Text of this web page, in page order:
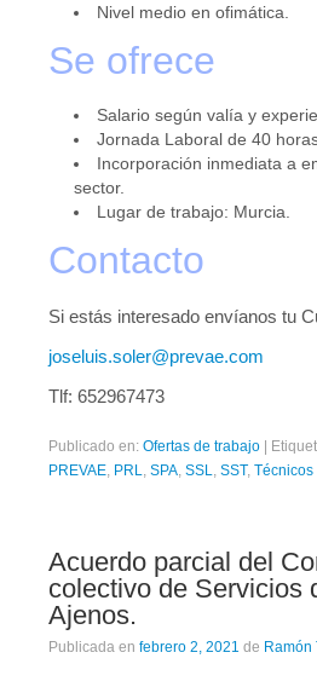
Ofertas de trabajo
Mándanos tu CV
Asociaciones
Protección Datos
Politica de Privacidad y
Política de cookies
Nivel medio en ofimática.
Se ofrece
Salario según valía y
Jornada Laboral de 40
Incorporación inmediata a
sector.
Lugar de trabajo: Murcia.
Contacto
Si estás interesado envíanos tu
joseluis.soler@prevae.com
Tlf: 652967473
Publicado en: Ofertas de trabajo |
PREVAE PRL SPA SSL SST, Técnicos
Acuerdo parcial del
colectivo de Servicios
Ajenos.
Publicada en febrero 2, 2021 de Ramón